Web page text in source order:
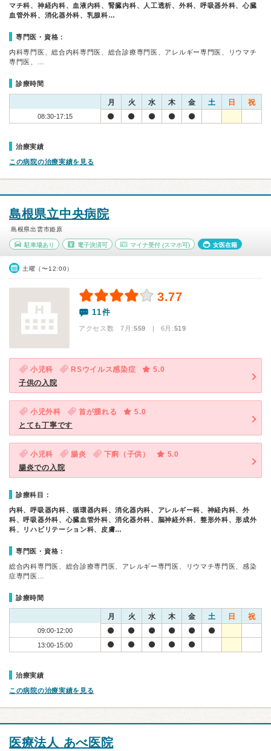
マチ科、神経内科、血液内科、腎臓内科、人工透析、外科、呼吸器外科、心臓
血管外科、消化器外科、乳腺科…
専門医・資格：
内科専門医、総合内科専門医、総合診療専門医、アレルギー専門医、リウマチ
専門医、…
診療時間
月 火 水 木 金 土 日 祝
08:30-17:15
治療実績
この病院の治療実績を見る
島根県立中央病院
島根県出雲市姫原
駐車場あり 電子決済可 マイナ受付 (スマホ可) 女医在籍
土曜（〜12:00）
3.77
11件
アクセス数 7月:559 | 6月:519
小児科 RSウイルス感染症
5.0
子供の入院
小児外科 首が腫れる
5.0
とても丁寧です
小児科 腸炎 下痢（子供）
5.0
腸炎での入院
診療科目：
内科、呼吸器内科、循環器内科、消化器内科、アレルギー科、神経内科、外
科、呼吸器外科、心臓血管外科、消化器外科、脳神経外科、整形外科、形成外
科、リハビリテーション科、皮膚…
専門医・資格：
総合内科専門医、総合診療専門医、アレルギー専門医、リウマチ専門医、感染
症専門医…
診療時間
月 火 水 木 金 土 日 祝
09:00-12:00
13:00-15:00
治療実績
この病院の治療実績を見る
医療法人 あべ医院